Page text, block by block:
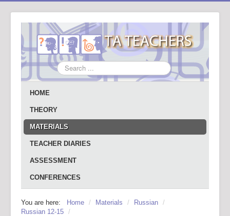
Search
...
HOME
THEORY
MATERIALS
TEACHER DIARIES
ASSESSMENT
CONFERENCES
You are here: Home / Materials / Russian /
Russian 12-15 /